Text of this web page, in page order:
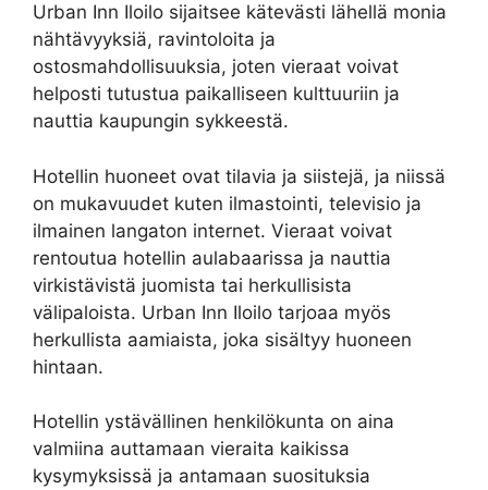
Urban Inn Iloilo sijaitsee kätevästi lähellä monia
nähtävyyksiä, ravintoloita ja
ostosmahdollisuuksia, joten vieraat voivat
helposti tutustua paikalliseen kulttuuriin ja
nauttia kaupungin sykkeestä.
Hotellin huoneet ovat tilavia ja siistejä, ja niissä
on mukavuudet kuten ilmastointi, televisio ja
ilmainen langaton internet. Vieraat voivat
rentoutua hotellin aulabaarissa ja nauttia
virkistävistä juomista tai herkullisista
välipaloista. Urban Inn Iloilo tarjoaa myös
herkullista aamiaista, joka sisältyy huoneen
hintaan.
Hotellin ystävällinen henkilökunta on aina
valmiina auttamaan vieraita kaikissa
kysymyksissä ja antamaan suosituksia